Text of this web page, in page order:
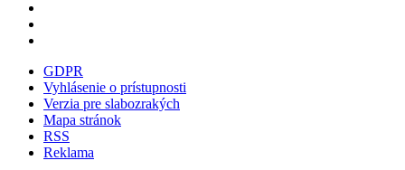
GDPR
Vyhlásenie o prístupnosti
Verzia pre slabozrakých
Mapa stránok
RSS
Reklama